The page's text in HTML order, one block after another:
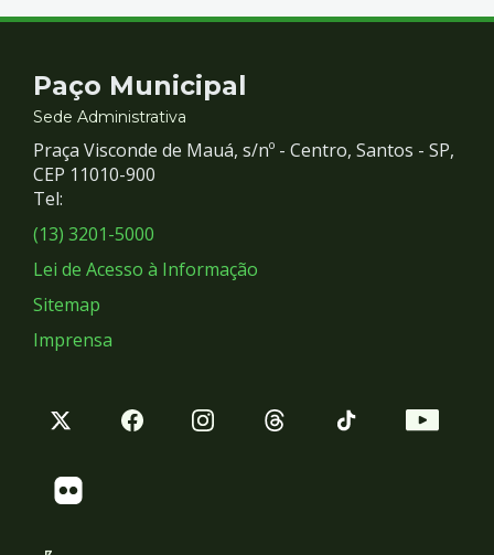
Contato
e
Redes
Sociais
Paço Municipal
Sede Administrativa
Praça Visconde de Mauá, s/nº - Centro, Santos - SP,
CEP 11010-900
Tel:
(13) 3201-5000
Lei de Acesso à Informação
Sitemap
Imprensa